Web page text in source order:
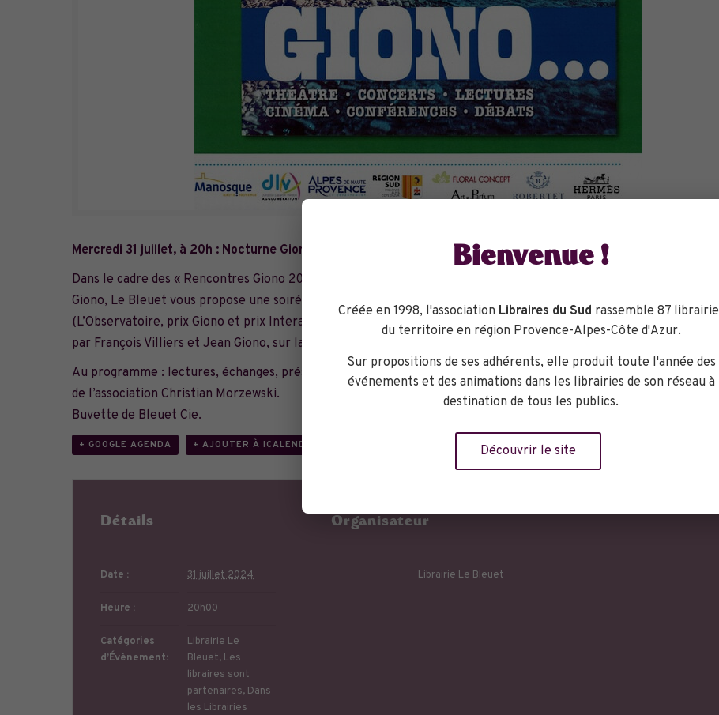
Mercredi 31 juillet, à 20h : Nocturne Giono littérature et cinéma au Bleuet
Dans le cadre des « Rencontres Giono 2024 » sur le thème de « l’eau » organisées par l’Association des amis de
Giono, Le Bleuet vous propose une soirée littérature et cinéma, avec Gaspard Koenig et son dernier livre « Humus
(L’Observatoire, prix Giono et prix Interallié 2023). La rencontre sera suivie de la projection du film « L’eau vive »
par François Villiers et Jean Giono, sur la construction du barrage de Serre-Ponçon dans la vallée de la Durance.
Au programme : lectures, échanges, présentation de livres et des « Rencontres Giono » par Sylvie Giono et le
de l’association Christian Morzewski.
Buvette de Bleuet Cie.
+ GOOGLE AGENDA + AJOUTER À ICALENDAR
Détails
Date : 31 juillet 2024
Heure : 20h00
Catégories
d’Évènement:
Librairie Le
Bleuet, Les
libraires sont
partenaires, Dans
les Librairies
Organisateur
Librairie Le Bleuet
Bienvenue !
Créée en 1998, l'association Libraires du Sud rassemble 87
du territoire en région Provence-Alpes-Côte d'Azur.
Sur propositions de ses adhérents, elle produit toute l'année des
événements et des animations dans les librairies de son réseau à
destination de tous les publics.
Découvrir le site